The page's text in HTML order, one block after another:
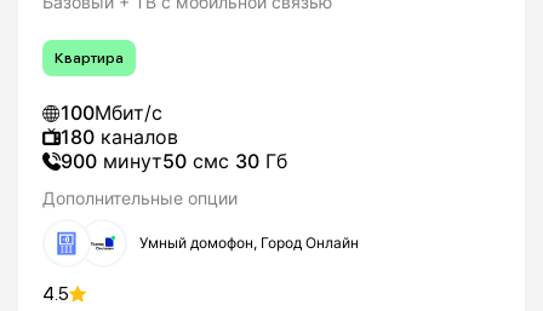
Квартира
100Мбит/с
180 каналов
900 минут50 смс 30 Гб
Дополнительные опции
Умный домофон, Город Онлайн
4.5